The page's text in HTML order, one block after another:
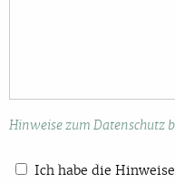
Hinweise zum Datenschutz
Ich habe die